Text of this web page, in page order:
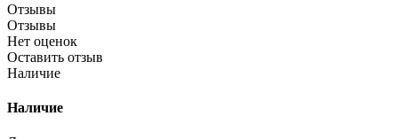
Отзывы
Отзывы
Нет оценок
Оставить отзыв
Наличие
Наличие